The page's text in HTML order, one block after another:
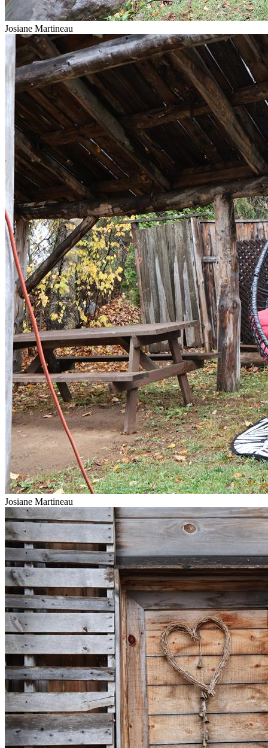
Josiane Martineau
Josiane Martineau